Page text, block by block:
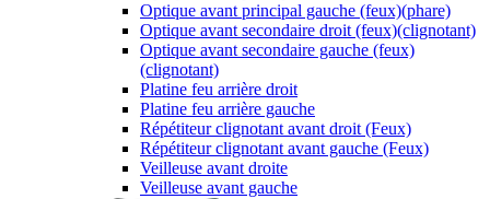
Optique avant principal gauche (feux)(phare)
Optique avant secondaire droit (feux)(clignotant)
Optique avant secondaire gauche (feux)
(clignotant)
Platine feu arrière droit
Platine feu arrière gauche
Répétiteur clignotant avant droit (Feux)
Répétiteur clignotant avant gauche (Feux)
Veilleuse avant droite
Veilleuse avant gauche